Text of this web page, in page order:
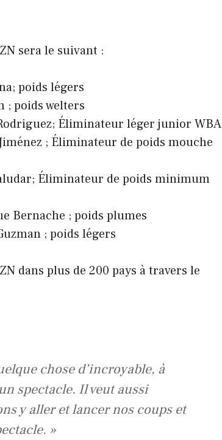
sera le suivant :
poids légers
; poids welters
Éliminateur léger junior WBA
; Éliminateur de poids mouche
Éliminateur de poids minimum
Bernache ; poids plumes
; poids légers
dans plus de 200 pays à travers le
chose d’incroyable, à
spectacle. Il veut aussi
y aller et lancer nos coups et
»